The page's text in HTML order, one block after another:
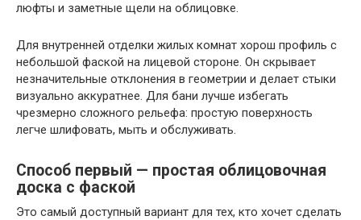
люфты и заметные щели на облицовке.
Для внутренней отделки жилых комнат хорош профиль с
небольшой фаской на лицевой стороне. Он скрывает
незначительные отклонения в геометрии и делает стыки
визуально аккуратнее. Для бани лучше избегать
чрезмерно сложного рельефа: простую поверхность
легче шлифовать, мыть и обслуживать.
Способ первый — простая облицовочная
доска с фаской
Это самый доступный вариант для тех, кто хочет сделать